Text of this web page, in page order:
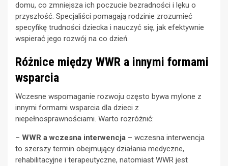
domu, co zmniejsza ich poczucie bezradności i lęku o
przyszłość. Specjaliści pomagają rodzinie zrozumieć
specyfikę trudności dziecka i nauczyć się, jak efektywnie
wspierać jego rozwój na co dzień.
Różnice między WWR a innymi formami
wsparcia
Wczesne wspomaganie rozwoju często bywa mylone z
innymi formami wsparcia dla dzieci z
niepełnosprawnościami. Warto rozróżnić:
– WWR a wczesna interwencja – wczesna interwencja
to szerszy termin obejmujący działania medyczne,
rehabilitacyjne i terapeutyczne, natomiast WWR jest